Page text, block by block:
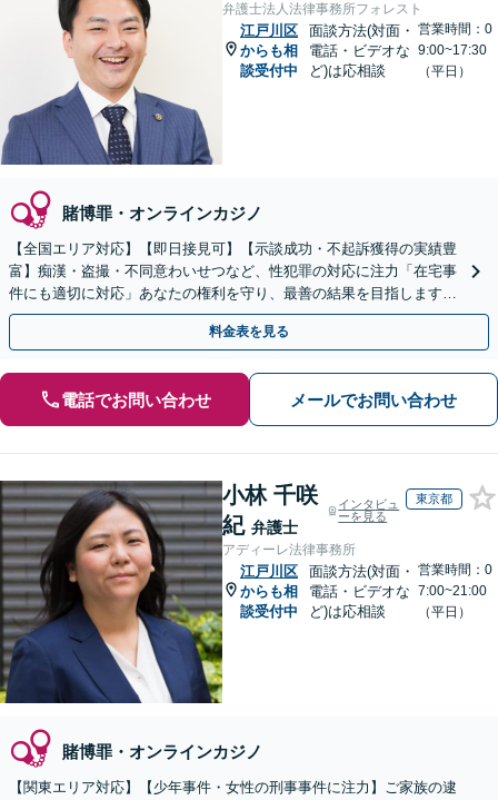
弁護士法人法律事務所フォレスト
江戸川区
からも相
談受付中
面談方法(対面・
電話・ビデオな
ど)は応相談
営業時間：0
9:00~17:30
（平日）
賭博罪・オンラインカジノ
【全国エリア対応】【即日接見可】【示談成功・不起訴獲得の実績豊
富】痴漢・盗撮・不同意わいせつなど、性犯罪の対応に注力「在宅事
件にも適切に対応」あなたの権利を守り、最善の結果を目指します
「少年事件の実績多数／少年の特性を考慮した適切な対応」
料金表を見る
電話でお問い合わせ メールでお問い合わせ
小林 千咲
紀 弁護士
インタビュ
ーを見る
東京都
アディーレ法律事務所
江戸川区
からも相
談受付中
面談方法(対面・
電話・ビデオな
ど)は応相談
営業時間：0
7:00~21:00
（平日）
賭博罪・オンラインカジノ
【関東エリア対応】【少年事件・女性の刑事事件に注力】ご家族の逮